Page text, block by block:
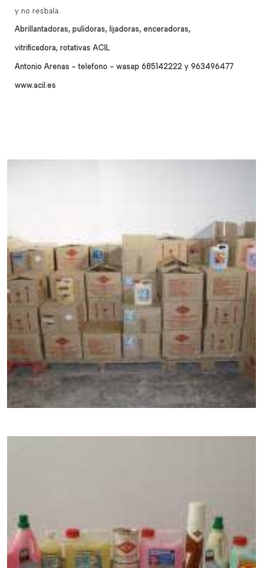
y no resbala.
Abrillantadoras, pulidoras, lijadoras, enceradoras,
vitrificadora, rotativas ACIL
Antonio Arenas - telefono - wasap 685142222 y 963496477
www.acil.es